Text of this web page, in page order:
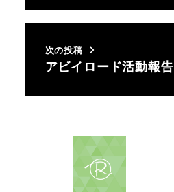
次の投稿
アビイロード活動報告